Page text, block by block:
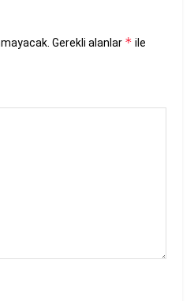
Gerekli alanlar * ile